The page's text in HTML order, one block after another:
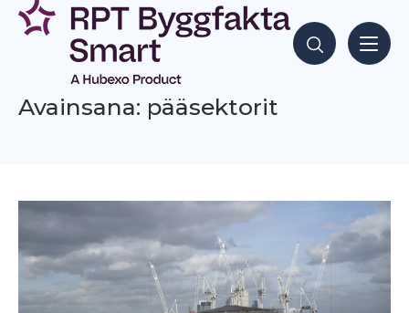
Siirry
sisältöön
Hae sisältöjä
Avainsana: pääsektorit